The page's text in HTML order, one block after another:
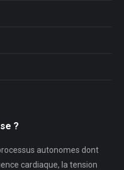
?
autonomes dont
cardiaque, la tension